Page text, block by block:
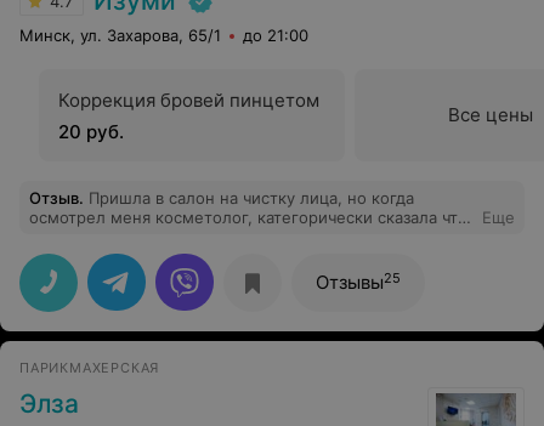
Минск, ул. Захарова, 65/1 до 21:00
Коррекция бровей пинцетом
20 руб.
Все цены
Отзыв. Пришла в салон на чистку лица, но когда
осмотрел меня косметолог, категорически сказала что
осталась довольна результатом от одного сеанса, хотя
пилинг рекомендуют делать 5-6 раз.
Еще
Отзывы25
ПАРИКМАХЕРСКАЯ
Элза